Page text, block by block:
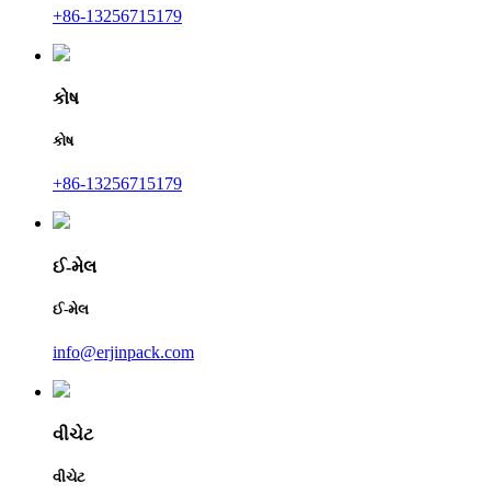
+86-13256715179
કોષ
કોષ
+86-13256715179
ઈ-મેલ
ઈ-મેલ
info@erjinpack.com
વીચેટ
વીચેટ